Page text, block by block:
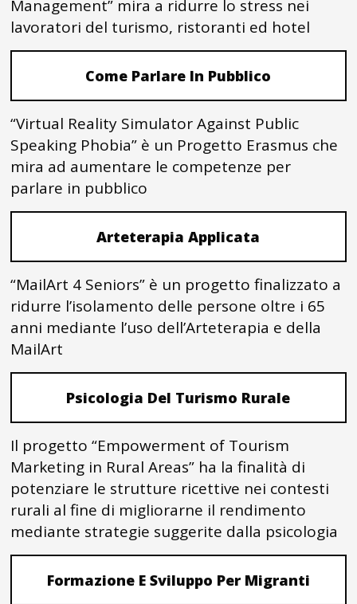
Management” mira a ridurre lo stress nei
lavoratori del turismo, ristoranti ed hotel
Come Parlare In Pubblico
“Virtual Reality Simulator Against Public
Speaking Phobia” è un Progetto Erasmus che
mira ad aumentare le competenze per
parlare in pubblico
Arteterapia Applicata
“MailArt 4 Seniors” è un progetto finalizzato a
ridurre l’isolamento delle persone oltre i 65
anni mediante l’uso dell’Arteterapia e della
MailArt
Psicologia Del Turismo Rurale
Il progetto “Empowerment of Tourism
Marketing in Rural Areas” ha la finalità di
potenziare le strutture ricettive nei contesti
rurali al fine di migliorarne il rendimento
mediante strategie suggerite dalla psicologia
Formazione E Sviluppo Per Migranti